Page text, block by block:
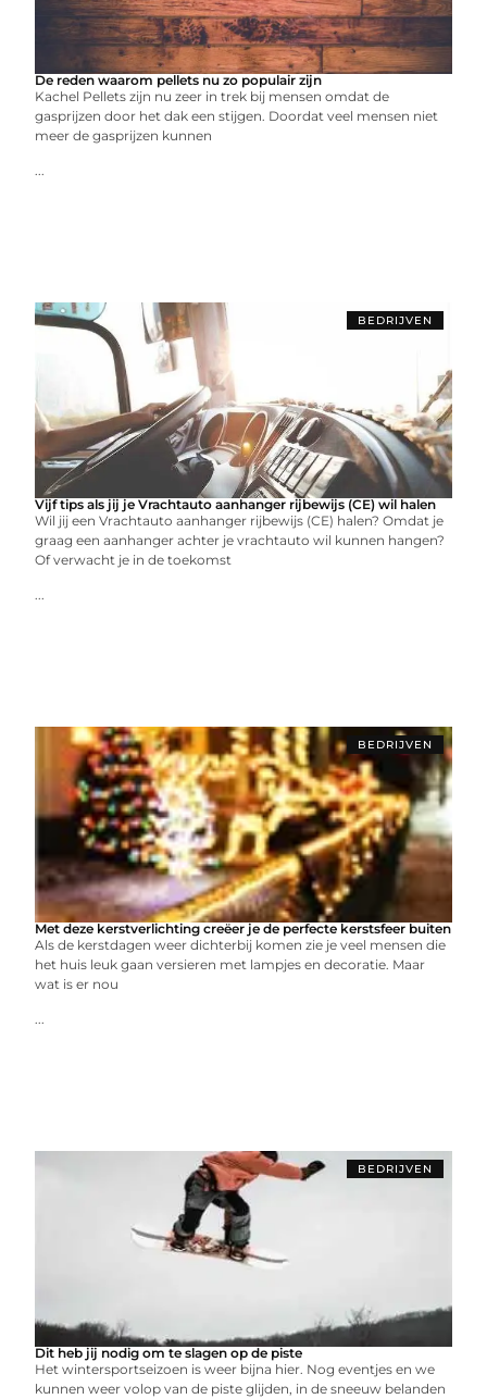
De reden waarom pellets nu zo populair zijn
Kachel Pellets zijn nu zeer in trek bij mensen omdat de
gasprijzen door het dak een stijgen. Doordat veel mensen niet
meer de gasprijzen kunnen
...
BEDRIJVEN
Vijf tips als jij je Vrachtauto aanhanger rijbewijs (CE) wil halen
Wil jij een Vrachtauto aanhanger rijbewijs (CE) halen? Omdat je
graag een aanhanger achter je vrachtauto wil kunnen hangen?
Of verwacht je in de toekomst
...
BEDRIJVEN
Met deze kerstverlichting creëer je de perfecte kerstsfeer buiten
Als de kerstdagen weer dichterbij komen zie je veel mensen die
het huis leuk gaan versieren met lampjes en decoratie. Maar
wat is er nou
...
BEDRIJVEN
Dit heb jij nodig om te slagen op de piste
Het wintersportseizoen is weer bijna hier. Nog eventjes en we
kunnen weer volop van de piste glijden, in de sneeuw belanden